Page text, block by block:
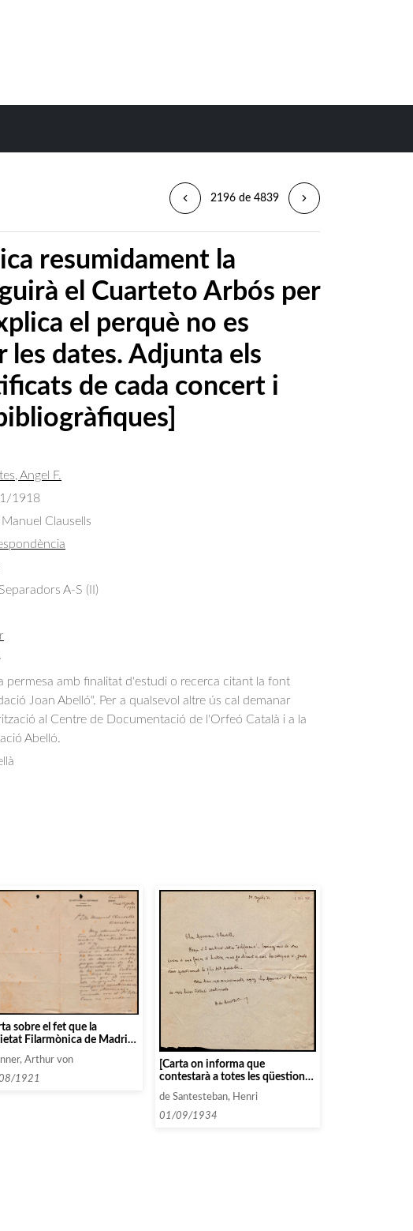
2196 de 4839
resumidament la
el Cuarteto Arbós per
el perquè no es
les dates. Adjunta els
de cada concert i
Angel F.
1918
Manuel Clausells
A-S (II)
permesa amb finalitat d'estudi o recerca citant la font
Joan Abelló". Per a qualsevol altre ús cal demanar
al Centre de Documentació de l'Orfeó Català i a la
Abelló.
sobre el fet que la
Filarmònica de Madrid
a la seva carta passada]
Arthur von
1921
[Carta on informa que
contestarà a totes les qüestions
pendents tan bon punt li sigui
possible]
de Santesteban, Henri
01/09/1934